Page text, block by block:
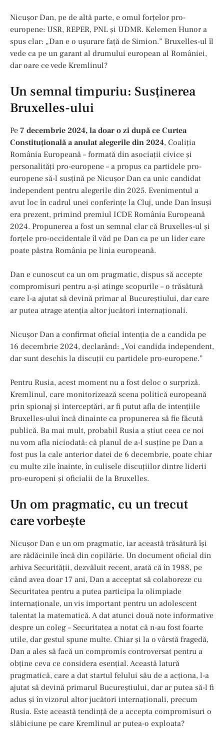
Nicușor Dan, pe de altă parte, e omul forțelor pro-
europene: USR, REPER, PNL și UDMR. Kelemen Hunor a
spus clar: „Dan e o ușurare față de Simion.” Bruxelles-ul îl
vede ca pe un garant al drumului european al României,
dar oare ce vede Kremlinul?
Un semnal timpuriu: Susținerea
Bruxelles-ului
Pe 7 decembrie 2024, la doar o zi după ce Curtea
Constituțională a anulat alegerile din 2024, Coaliția
România Europeană – formată din asociații civice și
personalități pro-europene – a propus ca partidele pro-
europene să-l susțină pe Nicușor Dan ca unic candidat
independent pentru alegerile din 2025. Evenimentul a
avut loc în cadrul unei conferințe la Cluj, unde Dan însuși
era prezent, primind premiul ICDE România Europeană
2024. Propunerea a fost un semnal clar că Bruxelles-ul și
forțele pro-occidentale îl văd pe Dan ca pe un lider care
poate păstra România pe linia europeană.
Dan e cunoscut ca un om pragmatic, dispus să accepte
compromisuri pentru a-și atinge scopurile – o trăsătură
care l-a ajutat să devină primar al Bucureștiului, dar care
ar putea atrage atenția altor jucători internaționali.
Nicușor Dan a confirmat oficial intenția de a candida pe
16 decembrie 2024, declarând: „Voi candida independent,
dar sunt deschis la discuții cu partidele pro-europene.”
Pentru Rusia, acest moment nu a fost deloc o surpriză.
Kremlinul, care monitorizează scena politică europeană
prin spionaj și interceptări, ar fi putut afla de intențiile
Bruxelles-ului încă dinainte ca propunerea să fie făcută
publică. Ba mai mult, probabil Rusia a știut ceea ce noi
nu vom afla niciodată: că planul de a-l susține pe Dan a
fost pus la cale anterior datei de 6 decembrie, poate chiar
cu multe zile înainte, în culisele discuțiilor dintre liderii
pro-europeni și oficialii de la Bruxelles.
Un om pragmatic, cu un trecut
care vorbește
Nicușor Dan e un om pragmatic, iar această trăsătură își
are rădăcinile încă din copilărie. Un document oficial din
arhiva Securității, dezvăluit recent, arată că în 1988, pe
când avea doar 17 ani, Dan a acceptat să colaboreze cu
Securitatea pentru a putea participa la olimpiade
internaționale, un vis important pentru un adolescent
talentat la matematică. A dat atunci două note informative
despre un coleg – Securitatea a notat că n-au fost foarte
utile, dar gestul spune multe. Chiar și la o vârstă fragedă,
Dan a ales să facă un compromis controversat pentru a
obține ceva ce considera esențial. Această latură
pragmatică, care a dat startul felului său de a acționa, l-a
ajutat să devină primarul Bucureștiului, dar ar putea să-l fi
adus și în vizorul altor jucători internaționali, precum
Rusia. Este această tendință de a accepta compromisuri o
slăbiciune pe care Kremlinul ar putea-o exploata?